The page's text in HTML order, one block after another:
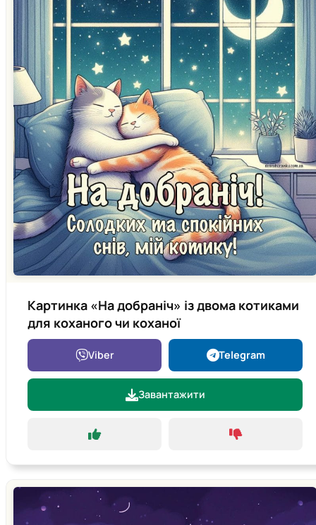
Картинка «На добраніч» із двома котиками
для коханого чи коханої
Viber Telegram
Завантажити